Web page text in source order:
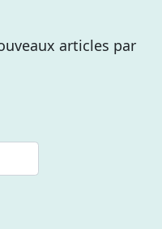
articles par